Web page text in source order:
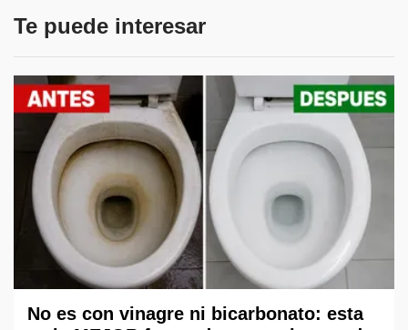
Te puede interesar
No es con vinagre ni bicarbonato: esta